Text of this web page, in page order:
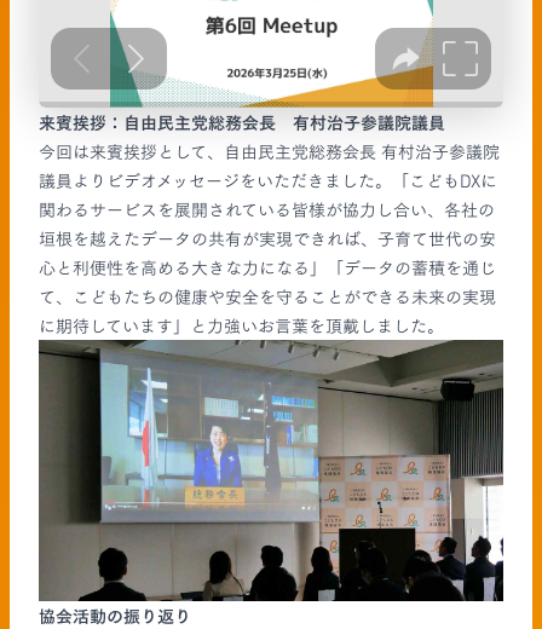
来賓挨拶：自由民主党総務会長 有村治子参議院議員
今回は来賓挨拶として、自由民主党総務会長 有村治子参議院
議員よりビデオメッセージをいただきました。「こどもDXに
関わるサービスを展開されている皆様が協力し合い、各社の
垣根を越えたデータの共有が実現できれば、子育て世代の安
心と利便性を高める大きな力になる」「データの蓄積を通じ
て、こどもたちの健康や安全を守ることができる未来の実現
に期待しています」と力強いお言葉を頂戴しました。
協会活動の振り返り